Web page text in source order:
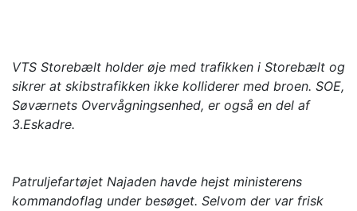
VTS Storebælt holder øje med trafikken i Storebælt og
sikrer at skibstrafikken ikke kolliderer med broen. SOE,
Søværnets Overvågningsenhed, er også en del af
3.Eskadre.
Patruljefartøjet Najaden havde hejst ministerens
kommandoflag under besøget. Selvom der var frisk